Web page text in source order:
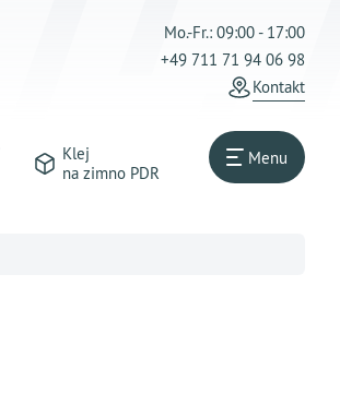
Mo.-Fr.: 09:00 - 17:00
+49 711 71 94 06 98
Kontakt
Klej
na zimno PDR
Menu